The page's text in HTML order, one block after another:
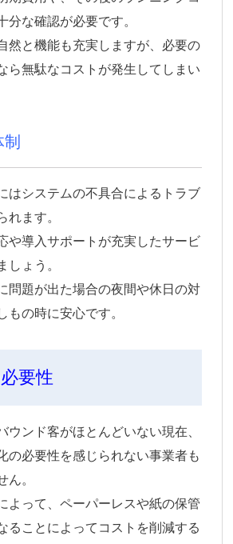
分な確認が必要です。
然と機能も充実しますが、必要の
ら無駄なコストが発生してしまい
はシステムの不具合によるトラブ
れます。
や導入サポートが充実したサービ
しょう。
問題が出た場合の夜間や休日の対
もの時に安心です。
要性
ウンド客がほとんどいない現在、
の必要性を感じられない事業者も
ん。
よって、ペーパーレスや紙の保管
ることによってコストを削減する